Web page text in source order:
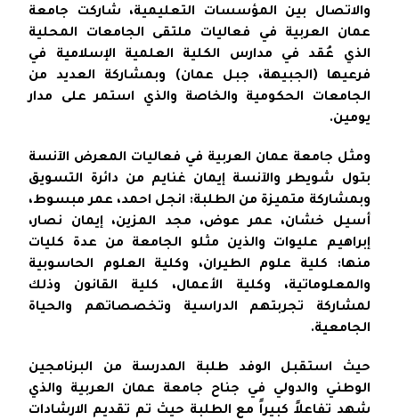
والاتصال بين المؤسسات التعليمية، شاركت جامعة
عمان العربية في فعاليات ملتقى الجامعات المحلية
الذي عُقد في مدارس الكلية العلمية الإسلامية في
فرعيها (الجبيهة، جبل عمان) وبمشاركة العديد من
الجامعات الحكومية والخاصة والذي استمر على مدار
يومين.
ومثل جامعة عمان العربية في فعاليات المعرض الآنسة
بتول شويطر والآنسة إيمان غنايم من دائرة التسويق
وبمشاركة متميزة من الطلبة: انجل احمد، عمر مبسوط،
أسيل خشان، عمر عوض، مجد المزين، إيمان نصار،
إبراهيم عليوات والذين مثلو الجامعة من عدة كليات
منها: كلية علوم الطيران، وكلية العلوم الحاسوبية
والمعلوماتية، وكلية الأعمال، كلية القانون وذلك
لمشاركة تجربتهم الدراسية وتخصصاتهم والحياة
الجامعية.
حيث استقبل الوفد طلبة المدرسة من البرنامجين
الوطني والدولي في جناح جامعة عمان العربية والذي
شهد تفاعلاً كبيراً مع الطلبة حيث تم تقديم الارشادات